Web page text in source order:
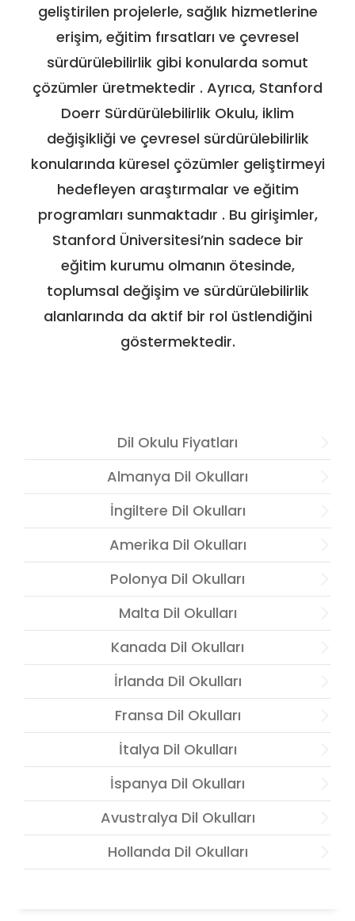
geliştirilen projelerle, sağlık hizmetlerine
erişim, eğitim fırsatları ve çevresel
sürdürülebilirlik gibi konularda somut
çözümler üretmektedir . Ayrıca, Stanford
Doerr Sürdürülebilirlik Okulu, iklim
değişikliği ve çevresel sürdürülebilirlik
konularında küresel çözümler geliştirmeyi
hedefleyen araştırmalar ve eğitim
programları sunmaktadır . Bu girişimler,
Stanford Üniversitesi’nin sadece bir
eğitim kurumu olmanın ötesinde,
toplumsal değişim ve sürdürülebilirlik
alanlarında da aktif bir rol üstlendiğini
göstermektedir.
Dil Okulu Fiyatları
Almanya Dil Okulları
İngiltere Dil Okulları
Amerika Dil Okulları
Polonya Dil Okulları
Malta Dil Okulları
Kanada Dil Okulları
İrlanda Dil Okulları
Fransa Dil Okulları
İtalya Dil Okulları
İspanya Dil Okulları
Avustralya Dil Okulları
Hollanda Dil Okulları